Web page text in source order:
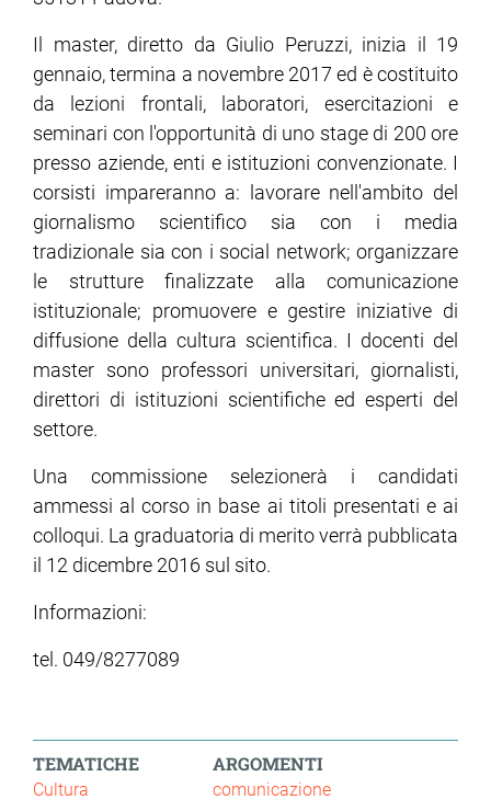
Il master, diretto da Giulio Peruzzi, inizia il 19
gennaio, termina a novembre 2017 ed è costituito
da lezioni frontali, laboratori, esercitazioni e
seminari con l'opportunità di uno stage di 200 ore
presso aziende, enti e istituzioni convenzionate. I
corsisti impareranno a: lavorare nell'ambito del
giornalismo scientifico sia con i media
tradizionale sia con i social network; organizzare
le strutture finalizzate alla comunicazione
istituzionale; promuovere e gestire iniziative di
diffusione della cultura scientifica. I docenti del
master sono professori universitari, giornalisti,
direttori di istituzioni scientifiche ed esperti del
settore.
Una commissione selezionerà i candidati
ammessi al corso in base ai titoli presentati e ai
colloqui. La graduatoria di merito verrà pubblicata
il 12 dicembre 2016 sul sito.
Informazioni:
tel. 049/8277089
TEMATICHE
Cultura
ARGOMENTI
comunicazione